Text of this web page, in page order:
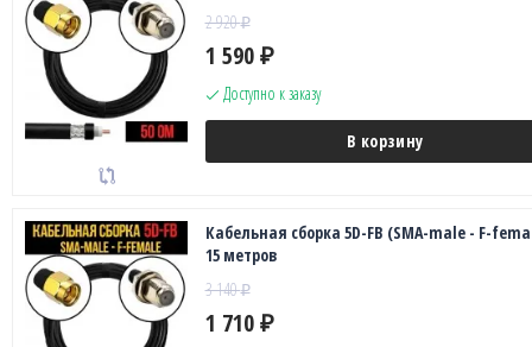
2 920₽
1 590 ₽
Доступно к заказу
В корзину
Кабельная сборка 5D-FB (SMA-male - F-
15 метров
3 140₽
1 710 ₽